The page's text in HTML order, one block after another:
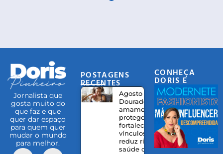
Jornalista que
gosta muito do
que faz e que
quer dar espaço
para quem quer
mudar o mundo
para melhor.
POSTAGENS
RECENTES
Agosto
Dourado:
amamentação
protege,
fortalece
vínculos e
reduz riscos à
saúde da mãe
CONHEÇA
DORIS E
EQUIPE